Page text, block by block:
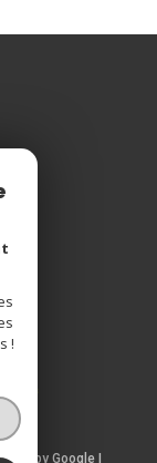
by Google |
!